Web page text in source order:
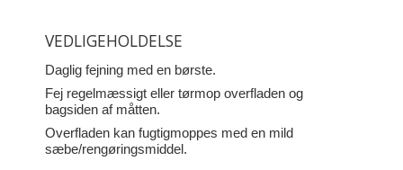
VEDLIGEHOLDELSE
Daglig fejning med en børste.
Fej regelmæssigt eller tørmop overfladen og
bagsiden af måtten.
Overfladen kan fugtigmoppes med en mild
sæbe/rengøringsmiddel.